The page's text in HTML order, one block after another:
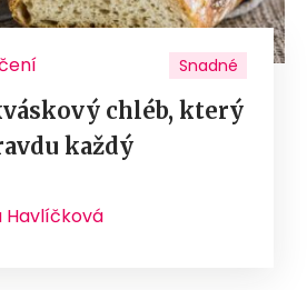
Snadné
chléb, který
každý
Havlíčková